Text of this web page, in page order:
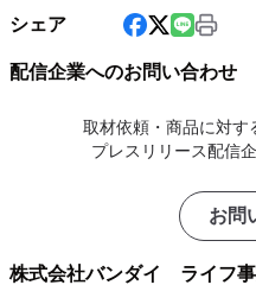
シェア
配信企業へのお問い合わせ
取材依頼・商品に対す
プレスリリース配信
お問
株式会社バンダイ ライフ